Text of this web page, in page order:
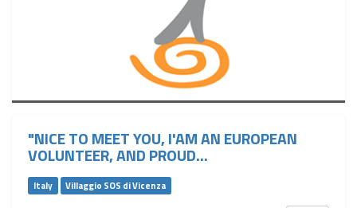
"NICE TO MEET YOU, I'AM AN EUROPEAN
VOLUNTEER, AND PROUD...
Italy Villaggio SOS di Vicenza